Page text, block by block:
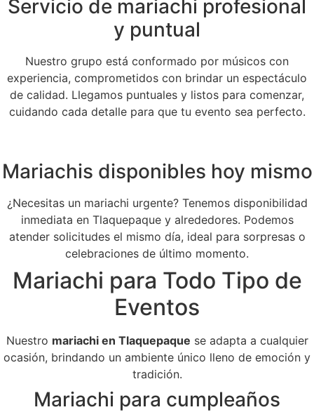
Servicio de mariachi profesional
y puntual
Nuestro grupo está conformado por músicos con
experiencia, comprometidos con brindar un espectáculo
de calidad. Llegamos puntuales y listos para comenzar,
cuidando cada detalle para que tu evento sea perfecto.
Mariachis disponibles hoy mismo
¿Necesitas un mariachi urgente? Tenemos disponibilidad
inmediata en Tlaquepaque y alrededores. Podemos
atender solicitudes el mismo día, ideal para sorpresas o
celebraciones de último momento.
Mariachi para Todo Tipo de
Eventos
Nuestro mariachi en Tlaquepaque se adapta a cualquier
ocasión, brindando un ambiente único lleno de emoción y
tradición.
Mariachi para cumpleaños